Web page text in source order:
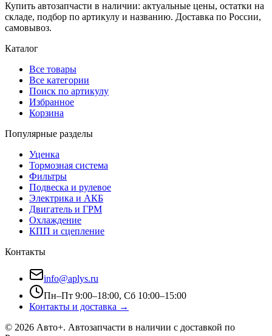
Купить автозапчасти в наличии: актуальные цены, остатки на
складе, подбор по артикулу и названию. Доставка по России,
самовывоз.
Каталог
Все товары
Все категории
Поиск по артикулу
Избранное
Корзина
Популярные разделы
Уценка
Тормозная система
Фильтры
Подвеска и рулевое
Электрика и АКБ
Двигатель и ГРМ
Охлаждение
КПП и сцепление
Контакты
info@aplys.ru
Пн–Пт 9:00–18:00, Сб 10:00–15:00
Контакты и доставка →
© 2026 Авто+. Автозапчасти в наличии с доставкой по